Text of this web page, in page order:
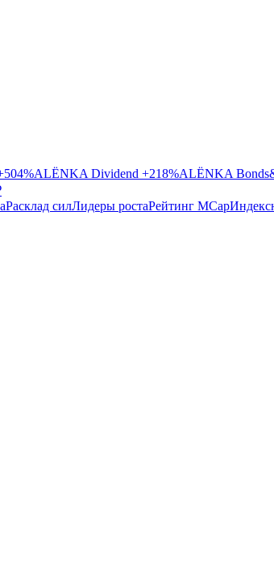
ALЁNKA Dividend +218%ALЁNKA
Расклад силЛидеры ростаРейтинг MCap